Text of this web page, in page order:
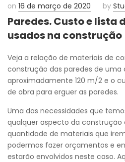
on 16 de março de 2020 by
Paredes. Custo e lista
usados na construção
Veja a relação de materiais de
construção das paredes de uma
aproximadamente 120 m/2 e o
de obra para erguer as paredes.
Uma das necessidades que
qualquer aspecto da construção
quantidade de materiais que
podermos fazer orçamentos e
estarão envolvidos neste caso.